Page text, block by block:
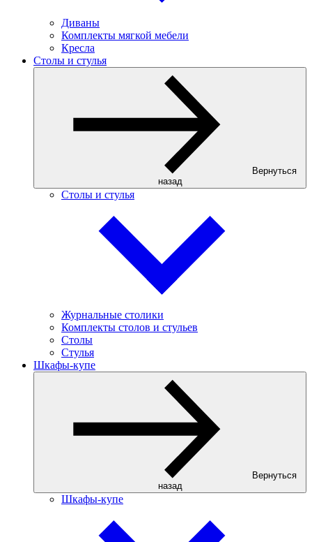
Диваны
Комплекты мягкой мебели
Кресла
Столы и стулья
Вернуться
назад
Столы и стулья
Журнальные столики
Комплекты столов и стульев
Столы
Стулья
Шкафы-купе
Вернуться
назад
Шкафы-купе